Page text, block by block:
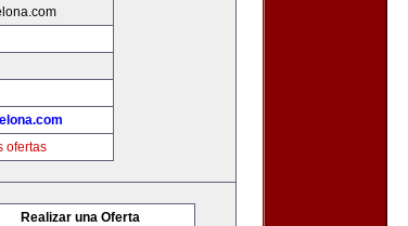
ofertas
Realizar una Oferta